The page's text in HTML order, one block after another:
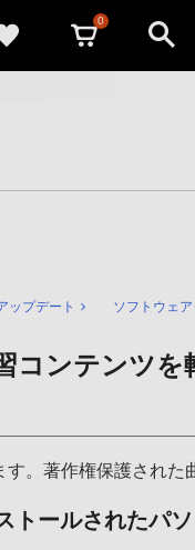
0
ップデート ソフトウェ
コンテンツを
。著作権保護された
ールされたパソ